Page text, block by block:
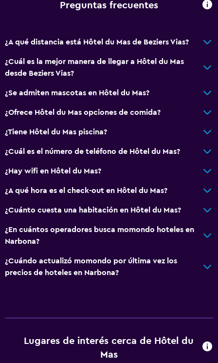
General
Habitaciones insonorizadas
Alfombrado
Espacio de almacenamiento
Limpieza diaria
Botiquín de primeros auxilios
Cámaras CCTV en zonas comunes
Caja fuerte
Aire libre
Preguntas frecuentes
¿A qué distancia está Hôtel du Mas de Beziers Vias?
¿Cuál es la mejor manera de llegar a Hôtel du Mas
desde Beziers Vias?
¿Se admiten mascotas en Hôtel du Mas?
¿Ofrece Hôtel du Mas opciones de comida?
¿Tiene Hôtel du Mas piscina?
¿Cuál es el número de teléfono de Hôtel du Mas?
¿Hay wifi en Hôtel du Mas?
¿A qué hora es el check-out en Hôtel du Mas?
¿Cuánto cuesta una habitación en Hôtel du Mas?
¿En cuántos operadores busca momondo hoteles en
Narbona?
¿Cuándo actualizó momondo por última vez los
precios de hoteles en Narbona?
Lugares de interés cerca de Hôtel du
Mas